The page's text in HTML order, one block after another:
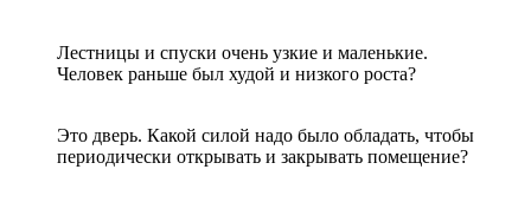
Лестницы и спуски очень узкие и маленькие.
Человек раньше был худой и низкого роста?
Это дверь. Какой силой надо было обладать, чтобы
периодически открывать и закрывать помещение?